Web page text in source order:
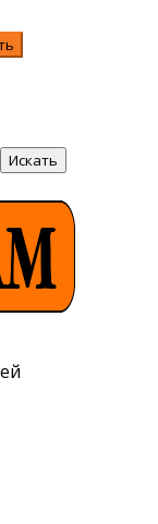
Искать